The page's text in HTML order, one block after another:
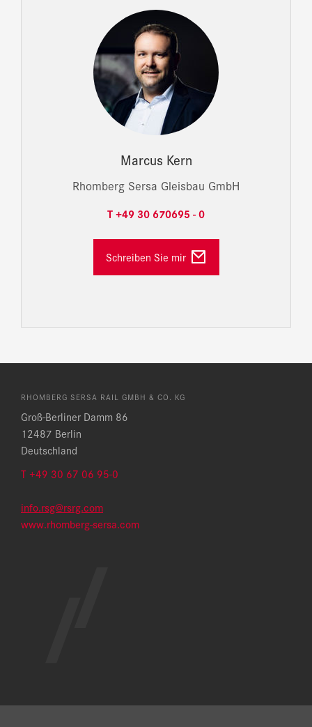
Marcus Kern
Rhomberg Sersa Gleisbau GmbH
T +49 30 670695 - 0
Schreiben Sie mir
RHOMBERG SERSA RAIL GMBH & CO. KG
Groß-Berliner Damm 86
12487 Berlin
Deutschland
T+49 30 67 06 95-0
info.rsg@rsrg.com
www.rhomberg-sersa.com